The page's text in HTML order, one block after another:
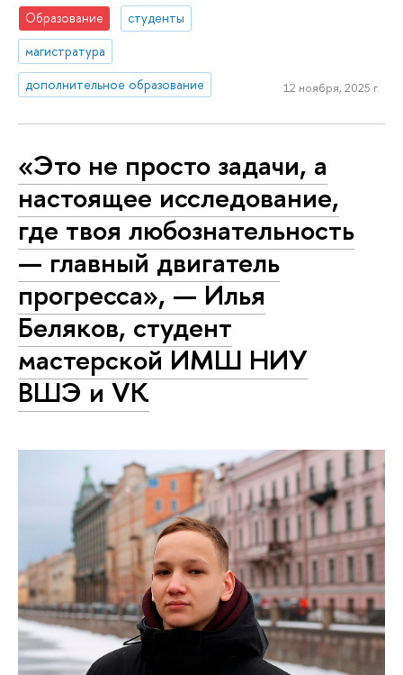
Образование
студенты
магистратура
дополнительное образование
12 ноября, 2025 г.
«Это не просто задачи, а
настоящее исследование,
где твоя любознательность
— главный двигатель
прогресса», — Илья
Беляков, студент
мастерской ИМШ НИУ
ВШЭ и VK